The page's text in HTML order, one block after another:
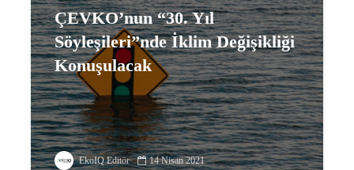
ÇEVKO’nun “30. Yıl
Söyleşileri”nde İklim Değişikliği
Konuşulacak
EkoIQ Editör 14 Nisan 2021